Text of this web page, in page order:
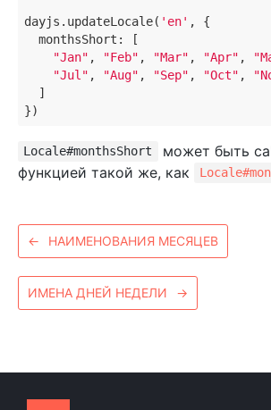
dayjs.updateLocale( 'en' , {
monthsShort : [
"Jan" , "Feb" , "Mar" , "Apr" ,
"Jul" , "Aug" , "Sep" , "Oct" ,
  ]
Locale#monthsShort
может быть
функцией такой же, как
← НАИМЕНОВАНИЯ МЕСЯЦЕВ
ИМЕНА ДНЕЙ НЕДЕЛИ →